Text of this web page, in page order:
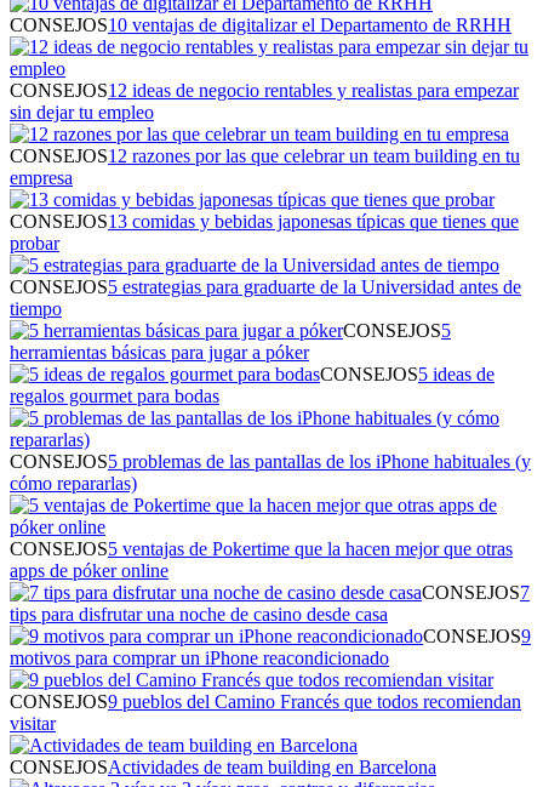
CONSEJOS10 ventajas de digitalizar el Departamento de RRHH
CONSEJOS12 ideas de negocio rentables y realistas para empezar
sin dejar tu empleo
CONSEJOS12 razones por las que celebrar un team building en tu
empresa
CONSEJOS13 comidas y bebidas japonesas típicas que tienes que
probar
CONSEJOS5 estrategias para graduarte de la Universidad antes de
tiempo
CONSEJOS5
herramientas básicas para jugar a póker
CONSEJOS5 ideas de
regalos gourmet para bodas
CONSEJOS5 problemas de las pantallas de los iPhone habituales (y
cómo repararlas)
CONSEJOS5 ventajas de Pokertime que la hacen mejor que otras
apps de póker online
CONSEJOS7
tips para disfrutar una noche de casino desde casa
CONSEJOS9
motivos para comprar un iPhone reacondicionado
CONSEJOS9 pueblos del Camino Francés que todos recomiendan
visitar
CONSEJOSActividades de team building en Barcelona